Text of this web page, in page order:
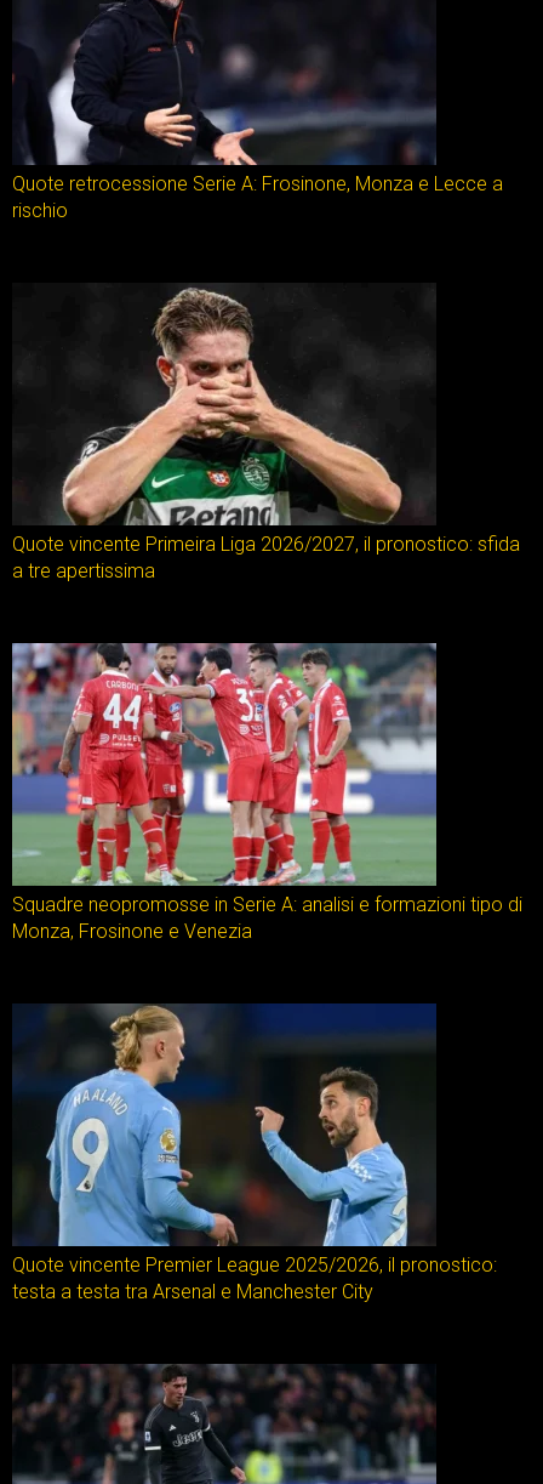
Quote retrocessione Serie A: Frosinone, Monza e Lecce a
rischio
Quote vincente Primeira Liga 2026/2027, il pronostico: sfida
a tre apertissima
Squadre neopromosse in Serie A: analisi e formazioni tipo di
Monza, Frosinone e Venezia
Quote vincente Premier League 2025/2026, il pronostico:
testa a testa tra Arsenal e Manchester City